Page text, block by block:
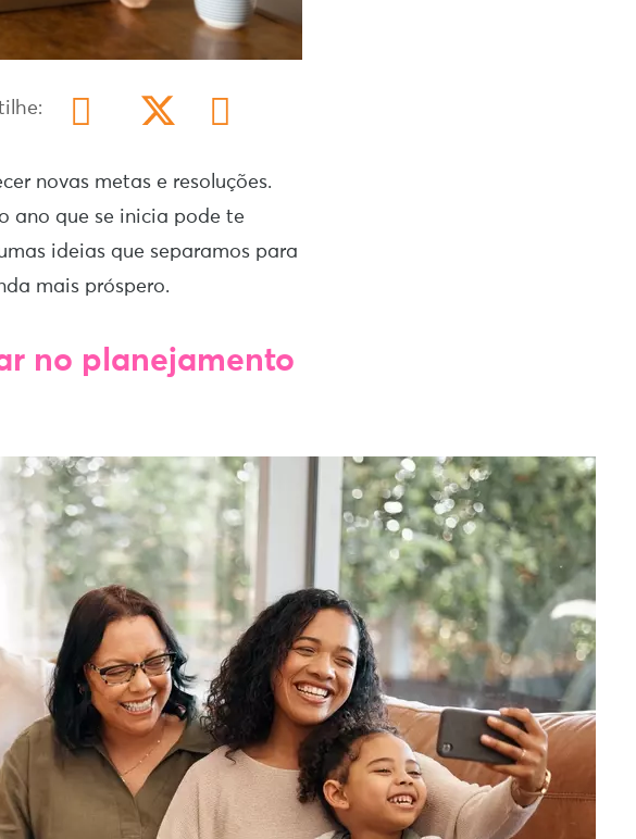
novas metas e resoluções.
ano que se inicia pode te
ideias que separamos para
mais próspero.
no planejamento